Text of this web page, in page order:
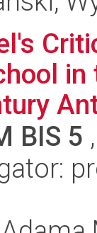
BIS 5